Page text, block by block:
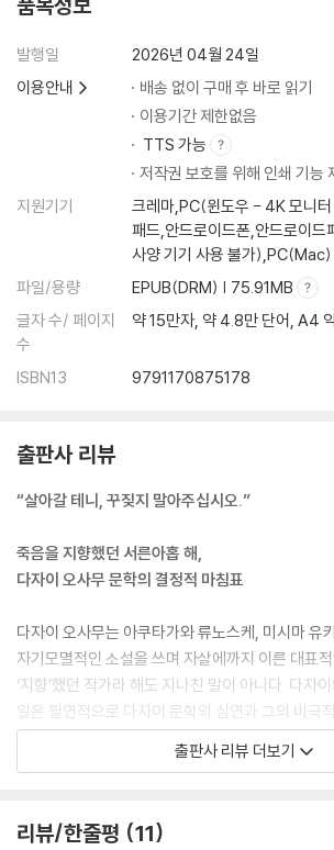
발행일
2026년 04월 24일
이용안내
배송 없이 구매 후 바로 읽기
이용기간 제한없음
TTS 가능
저작권 보호를 위해 인쇄 기능
지원기기
크레마,PC(윈도우 - 4K 모니
패드,안드로이드폰,안드로이드
사양 기기 사용 불가),PC(Mac)
파일/용량
EPUB(DRM) | 75.91MB
글자 수/ 페이지
수
약 15만자, 약 4.8만 단어, A4
ISBN13 9791170875178
출판사 리뷰
“살아갈 테니, 꾸짖지 말아주십시오.”
죽음을 지향했던 서른아홉 해,
다자이 오사무 문학의 결정적 마침표
다자이 오사무는 아쿠타가와 류노스케, 미시마 유
자기모멸적인 소설을 쓰며 자살에까지 이른 대표
‘지향’했던 작가라 해도 지나친 말이 아니다. 다자
일은 필연적으로 다자이 문학의 심연과 그의 비극
이어진다. 다자이가 처음으로 자살을 시도한 것은
29년으로, 다자이는 기말고사 전날 칼모틴을 복용
다.” 표면적으로는 유복한 생활을 하는 대지주의 아
출판사 리뷰 더보기
리뷰/한줄평 11